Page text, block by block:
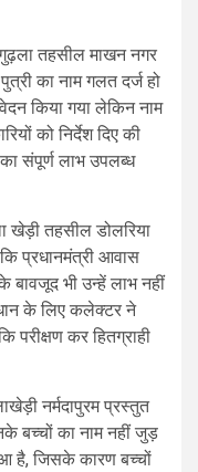
तहसील माखन नगर
का नाम गलत दर्ज हो
किया गया लेकिन नाम
को निर्देश दिए की
संपूर्ण लाभ उपलब्ध
खेड़ी तहसील डोलरिया
प्रधानमंत्री आवास
बावजूद भी उन्हें लाभ नहीं
के लिए कलेक्टर ने
परीक्षण कर हितग्राही
नर्मदापुरम प्रस्तुत
बच्चों का नाम नहीं जुड़
है, जिसके कारण बच्चों